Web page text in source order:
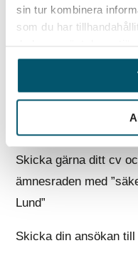
sin tur kombinera
som du har
Vi ser fram emot din
Skicka gärna ditt cv
ämnesraden med
Lund”
Skicka din ansökan till